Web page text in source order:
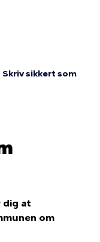
Skriv sikkert som
dig at
om